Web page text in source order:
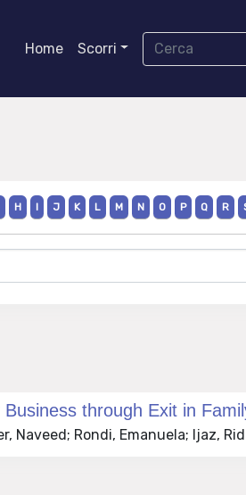
Home Scorri
H I J K L M N O P Q R
through Exit in
Naveed; Rondi, Emanuela; Ijaz,